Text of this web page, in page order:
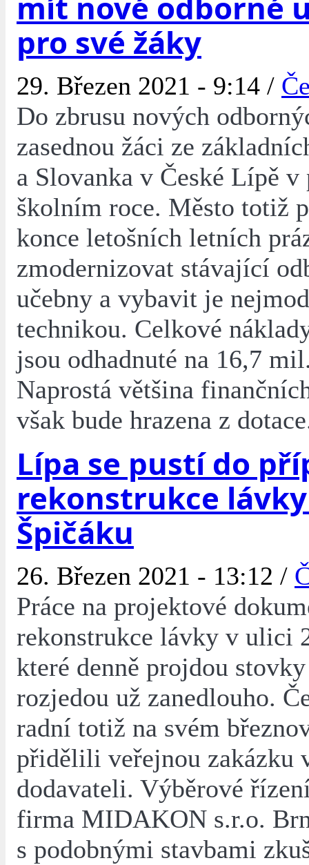
pro své žáky
29. Březen 2021 - 9:14 /
Do zbrusu nových
zasednou žáci ze
a Slovanka v České Lípě
školním roce. Město totiž
konce letošních letních
zmodernizovat stávající
učebny a vybavit je
technikou. Celkové
jsou odhadnuté na 16,7
Naprostá většina
však bude hrazena z
Lípa se pustí do
rekonstrukce
Špičáku
26. Březen 2021 - 13:12 /
Práce na projektové
rekonstrukce lávky v ulici
které denně projdou
rozjedou už zanedlouho.
radní totiž na svém
přidělili veřejnou zakázku
dodavateli. Výběrové
firma MIDAKON s.r.o.
s podobnými stavbami